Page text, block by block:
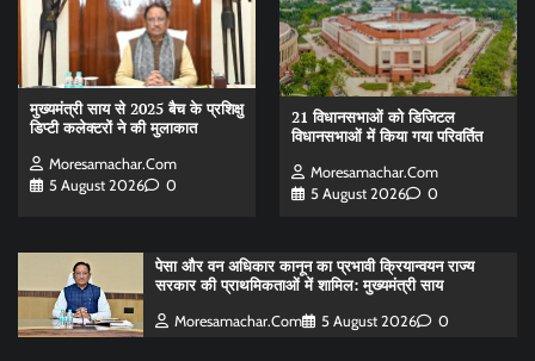
मुख्यमंत्री साय से 2025 बैच के प्रशिक्षु
डिप्टी कलेक्टरों ने की मुलाकात
Moresamachar.com
5 August 2026
0
21 विधानसभाओं को डिजिटल
विधानसभाओं में किया गया परिवर्तित
Moresamachar.com
5 August 2026
0
पेसा और वन अधिकार कानून का प्रभावी क्रियान्वयन राज्य
सरकार की प्राथमिकताओं में शामिल: मुख्यमंत्री साय
Moresamachar.com 5 August 2026 0